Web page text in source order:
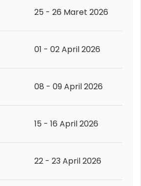
25 - 26 Maret 2026
01 - 02 April 2026
08 - 09 April 2026
15 - 16 April 2026
22 - 23 April 2026